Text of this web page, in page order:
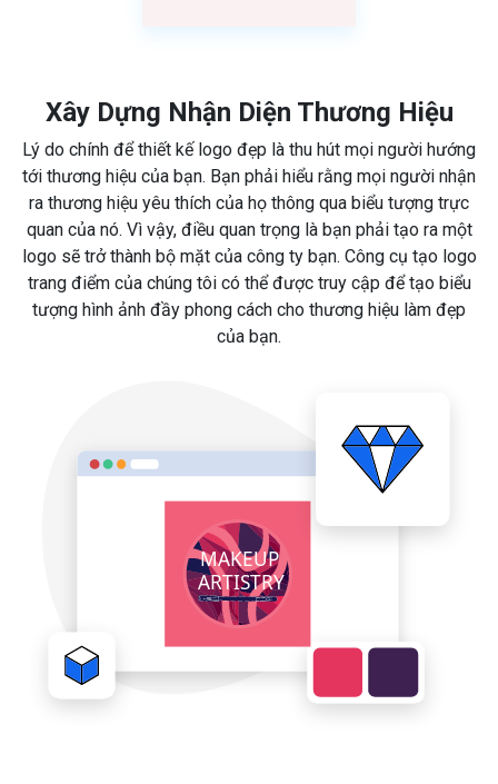
Xây Dựng Nhận Diện Thương Hiệu
Lý do chính để thiết kế logo đẹp là thu hút mọi người hướng
tới thương hiệu của bạn. Bạn phải hiểu rằng mọi người nhận
ra thương hiệu yêu thích của họ thông qua biểu tượng trực
quan của nó. Vì vậy, điều quan trọng là bạn phải tạo ra một
logo sẽ trở thành bộ mặt của công ty bạn. Công cụ tạo logo
trang điểm của chúng tôi có thể được truy cập để tạo biểu
tượng hình ảnh đầy phong cách cho thương hiệu làm đẹp
của bạn.